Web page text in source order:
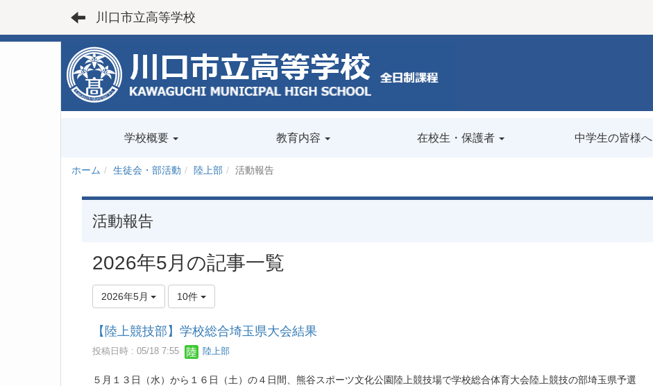
川口市立高等学校
学校概要 教育内容 在校生・保護者 中学生の皆様へ
ホーム 生徒会・部活動 陸上部 活動報告
活動報告
2026年5月の記事一覧
2026年5月 10件
【陸上競技部】学校総合埼玉県大会結果
投稿日時 : 05/18 7:55 陸上部
５月１３日（水）から１６日（土）の４日間、熊谷スポーツ文化公園陸上競技場で学校総合体育大会陸上競技の部埼玉県予選